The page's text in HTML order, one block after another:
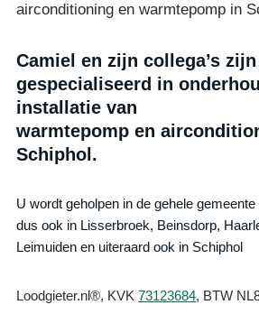
airconditioning en warmtepomp in
Camiel en zijn collega’s zijn
gespecialiseerd in
installatie van
warmtepomp en
Schiphol.
U wordt geholpen in de gehele
dus ook in Lisserbroek, Beinsdorp,
Leimuiden en uiteraard ook in Schiphol
Loodgieter.nl®, KVK73123684, BTW